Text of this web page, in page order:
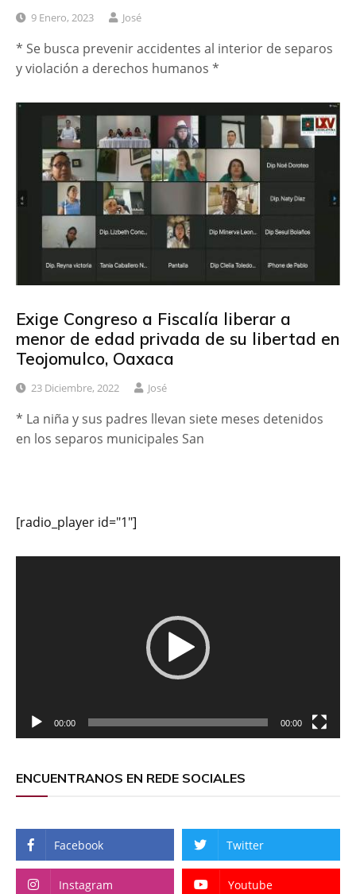
9 Enero, 2023 José
* Se busca prevenir accidentes al interior de separos
y violación a derechos humanos *
Exige Congreso a Fiscalía liberar a
menor de edad privada de su libertad en
Teojomulco, Oaxaca
23 Diciembre, 2022 José
* La niña y sus padres llevan siete meses detenidos
en los separos municipales San
[radio_player id="1"]
00:00 00:00
ENCUENTRANOS EN REDE SOCIALES
Facebook Twitter
Instagram Youtube